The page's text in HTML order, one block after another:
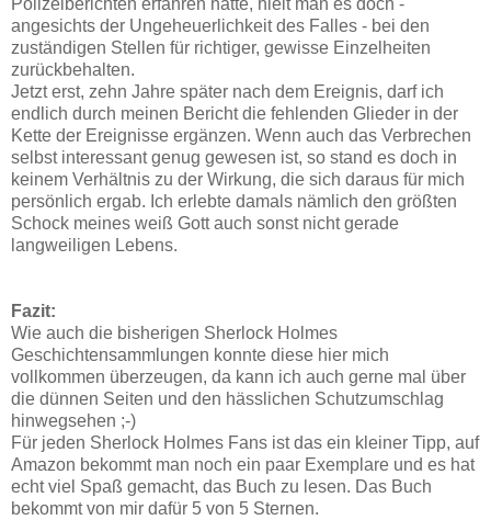
Polizeiberichten erfahren hatte, hielt man es doch -
angesichts der Ungeheuerlichkeit des Falles - bei den
zuständigen Stellen für richtiger, gewisse Einzelheiten
zurückbehalten.
Jetzt erst, zehn Jahre später nach dem Ereignis, darf ich
endlich durch meinen Bericht die fehlenden Glieder in der
Kette der Ereignisse ergänzen. Wenn auch das Verbrechen
selbst interessant genug gewesen ist, so stand es doch in
keinem Verhältnis zu der Wirkung, die sich daraus für mich
persönlich ergab. Ich erlebte damals nämlich den größten
Schock meines weiß Gott auch sonst nicht gerade
langweiligen Lebens.
Fazit:
Wie auch die bisherigen Sherlock Holmes
Geschichtensammlungen konnte diese hier mich
vollkommen überzeugen, da kann ich auch gerne mal über
die dünnen Seiten und den hässlichen Schutzumschlag
hinwegsehen ;-)
Für jeden Sherlock Holmes Fans ist das ein kleiner Tipp, auf
Amazon bekommt man noch ein paar Exemplare und es hat
echt viel Spaß gemacht, das Buch zu lesen. Das Buch
bekommt von mir dafür 5 von 5 Sternen.